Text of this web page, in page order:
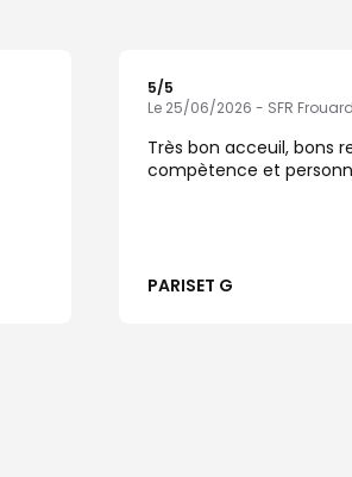
5/5
Le 25/06/2026 - SFR Frouard
Très bon acceuil, bons
compètence et
PARISET G